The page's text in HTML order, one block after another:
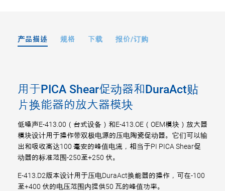
产品描述 规格 下载 报价/订购
用于PICA Shear促动器和DuraAct贴
片换能器的放大器模块
低噪声E-413.00（台式设备）和E-413.OE（OEM模块）放大器
模块设计用于操作带双极电源的压电陶瓷促动器。它们可以输
出和吸收高达100 毫安的峰值电流，相当于PI PICA Shear促
动器的标准范围-250至+250 伏。
E-413.D2版本设计用于压电DuraAct换能器的操作，可在-100
至+400 伏的电压范围内提供50 瓦的峰值功率。